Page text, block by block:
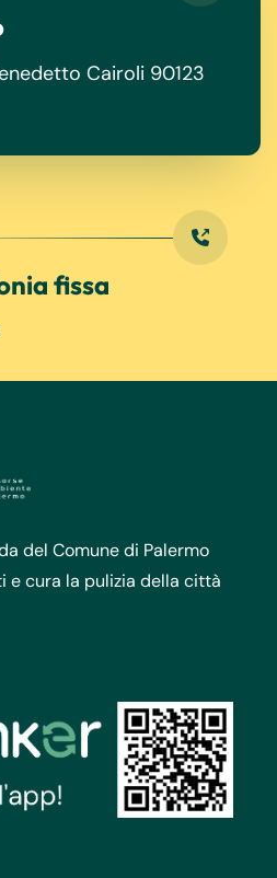
Cairoli 90123
fissa
del Comune di Palermo
e cura la pulizia della città